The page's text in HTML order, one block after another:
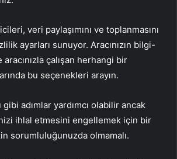
veri paylaşımını ve toplanmasını
ayarları sunuyor. Aracınızın bilgi-
çalışan herhangi bir
bu seçenekleri arayın.
adımlar yardımcı olabilir ancak
ihlal etmesini engellemek için bir
sorumluluğunuzda olmamalı.